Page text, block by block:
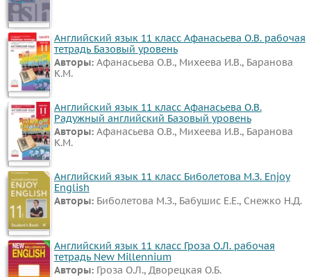
Английский язык 11 класс Афанасьева О.В. рабочая
тетрадь Базовый уровень
Авторы: Афанасьева О.В., Михеева И.В., Баранова
К.М.
Английский язык 11 класс Афанасьева О.В.
Радужный английский Базовый уровень
Авторы: Афанасьева О.В., Михеева И.В., Баранова
К.М.
Английский язык 11 класс Биболетова М.З. Enjoy
English
Авторы: Биболетова М.З., Бабушис Е.Е., Снежко Н.Д.
Английский язык 11 класс Гроза О.Л. рабочая
тетрадь New Millennium
Авторы: Гроза О.Л., Дворецкая О.Б.